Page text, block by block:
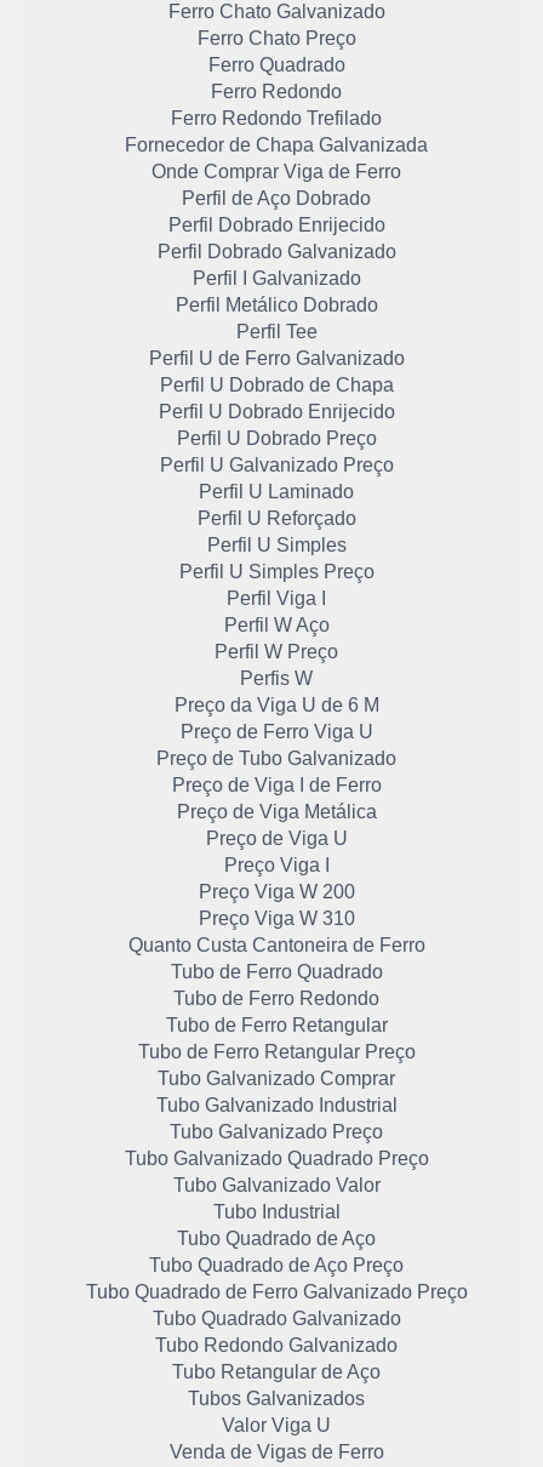
Ferro Chato Galvanizado
Ferro Chato Preço
Ferro Quadrado
Ferro Redondo
Ferro Redondo Trefilado
Fornecedor de Chapa Galvanizada
Onde Comprar Viga de Ferro
Perfil de Aço Dobrado
Perfil Dobrado Enrijecido
Perfil Dobrado Galvanizado
Perfil I Galvanizado
Perfil Metálico Dobrado
Perfil Tee
Perfil U de Ferro Galvanizado
Perfil U Dobrado de Chapa
Perfil U Dobrado Enrijecido
Perfil U Dobrado Preço
Perfil U Galvanizado Preço
Perfil U Laminado
Perfil U Reforçado
Perfil U Simples
Perfil U Simples Preço
Perfil Viga I
Perfil W Aço
Perfil W Preço
Perfis W
Preço da Viga U de 6 M
Preço de Ferro Viga U
Preço de Tubo Galvanizado
Preço de Viga I de Ferro
Preço de Viga Metálica
Preço de Viga U
Preço Viga I
Preço Viga W 200
Preço Viga W 310
Quanto Custa Cantoneira de Ferro
Tubo de Ferro Quadrado
Tubo de Ferro Redondo
Tubo de Ferro Retangular
Tubo de Ferro Retangular Preço
Tubo Galvanizado Comprar
Tubo Galvanizado Industrial
Tubo Galvanizado Preço
Tubo Galvanizado Quadrado Preço
Tubo Galvanizado Valor
Tubo Industrial
Tubo Quadrado de Aço
Tubo Quadrado de Aço Preço
Tubo Quadrado de Ferro Galvanizado Preço
Tubo Quadrado Galvanizado
Tubo Redondo Galvanizado
Tubo Retangular de Aço
Tubos Galvanizados
Valor Viga U
Venda de Vigas de Ferro